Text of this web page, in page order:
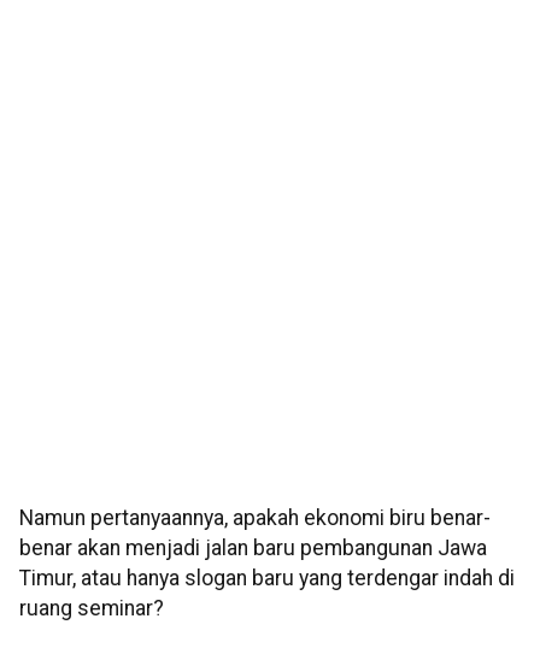
Namun pertanyaannya, apakah ekonomi biru benar-
benar akan menjadi jalan baru pembangunan Jawa
Timur, atau hanya slogan baru yang terdengar indah di
ruang seminar?